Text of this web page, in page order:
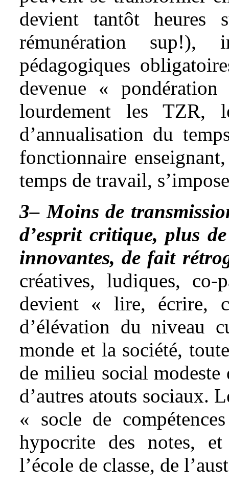
devient tantôt heures
rémunération sup!),
pédagogiques
devenue «
lourdement les TZR,
d’annualisation du
fonctionnaire
temps de travail,
3– Moins de
d’esprit critique, plus de
innovantes, de fait
créatives, ludiques,
devient « lire, écrire,
d’élévation du niveau
monde et la société,
de milieu social modeste
d’autres atouts sociaux.
« socle de
hypocrite des notes, et
l’école de classe, de